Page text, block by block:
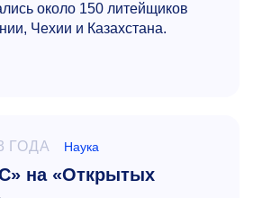
около 150 литейщиков
Чехии и Казахстана.
ГОДА Наука
на «Открытых